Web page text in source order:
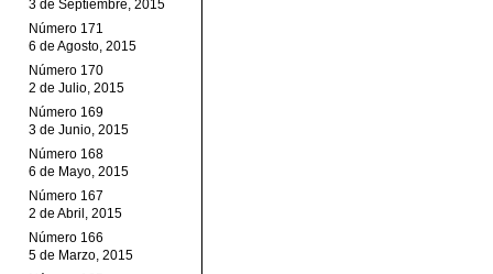
3 de Septiembre, 2015
Número 171
6 de Agosto, 2015
Número 170
2 de Julio, 2015
Número 169
3 de Junio, 2015
Número 168
6 de Mayo, 2015
Número 167
2 de Abril, 2015
Número 166
5 de Marzo, 2015